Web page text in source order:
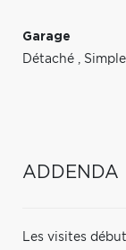
Garage
Détaché ,
ADDENDA
Les visites